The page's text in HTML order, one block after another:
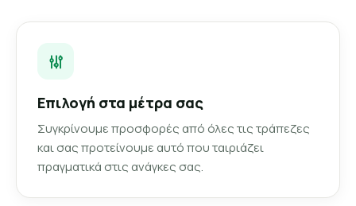
Επιλογή στα μέτρα σας
Συγκρίνουμε προσφορές από όλες τις τράπεζες
και σας προτείνουμε αυτό που ταιριάζει
πραγματικά στις ανάγκες σας.